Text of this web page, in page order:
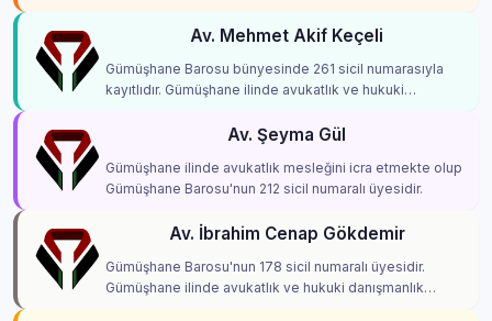
Av. Mehmet Akif Keçeli
Gümüşhane Barosu bünyesinde 261 sicil numarasıyla
kayıtlıdır. Gümüşhane ilinde avukatlık ve hukuki
Av. Şeyma Gül
Gümüşhane ilinde avukatlık mesleğini icra etmekte olup
Gümüşhane Barosu'nun 212 sicil numaralı üyesidir.
Av. İbrahim Cenap Gökdemir
Gümüşhane Barosu'nun 178 sicil numaralı üyesidir.
Gümüşhane ilinde avukatlık ve hukuki danışmanlık